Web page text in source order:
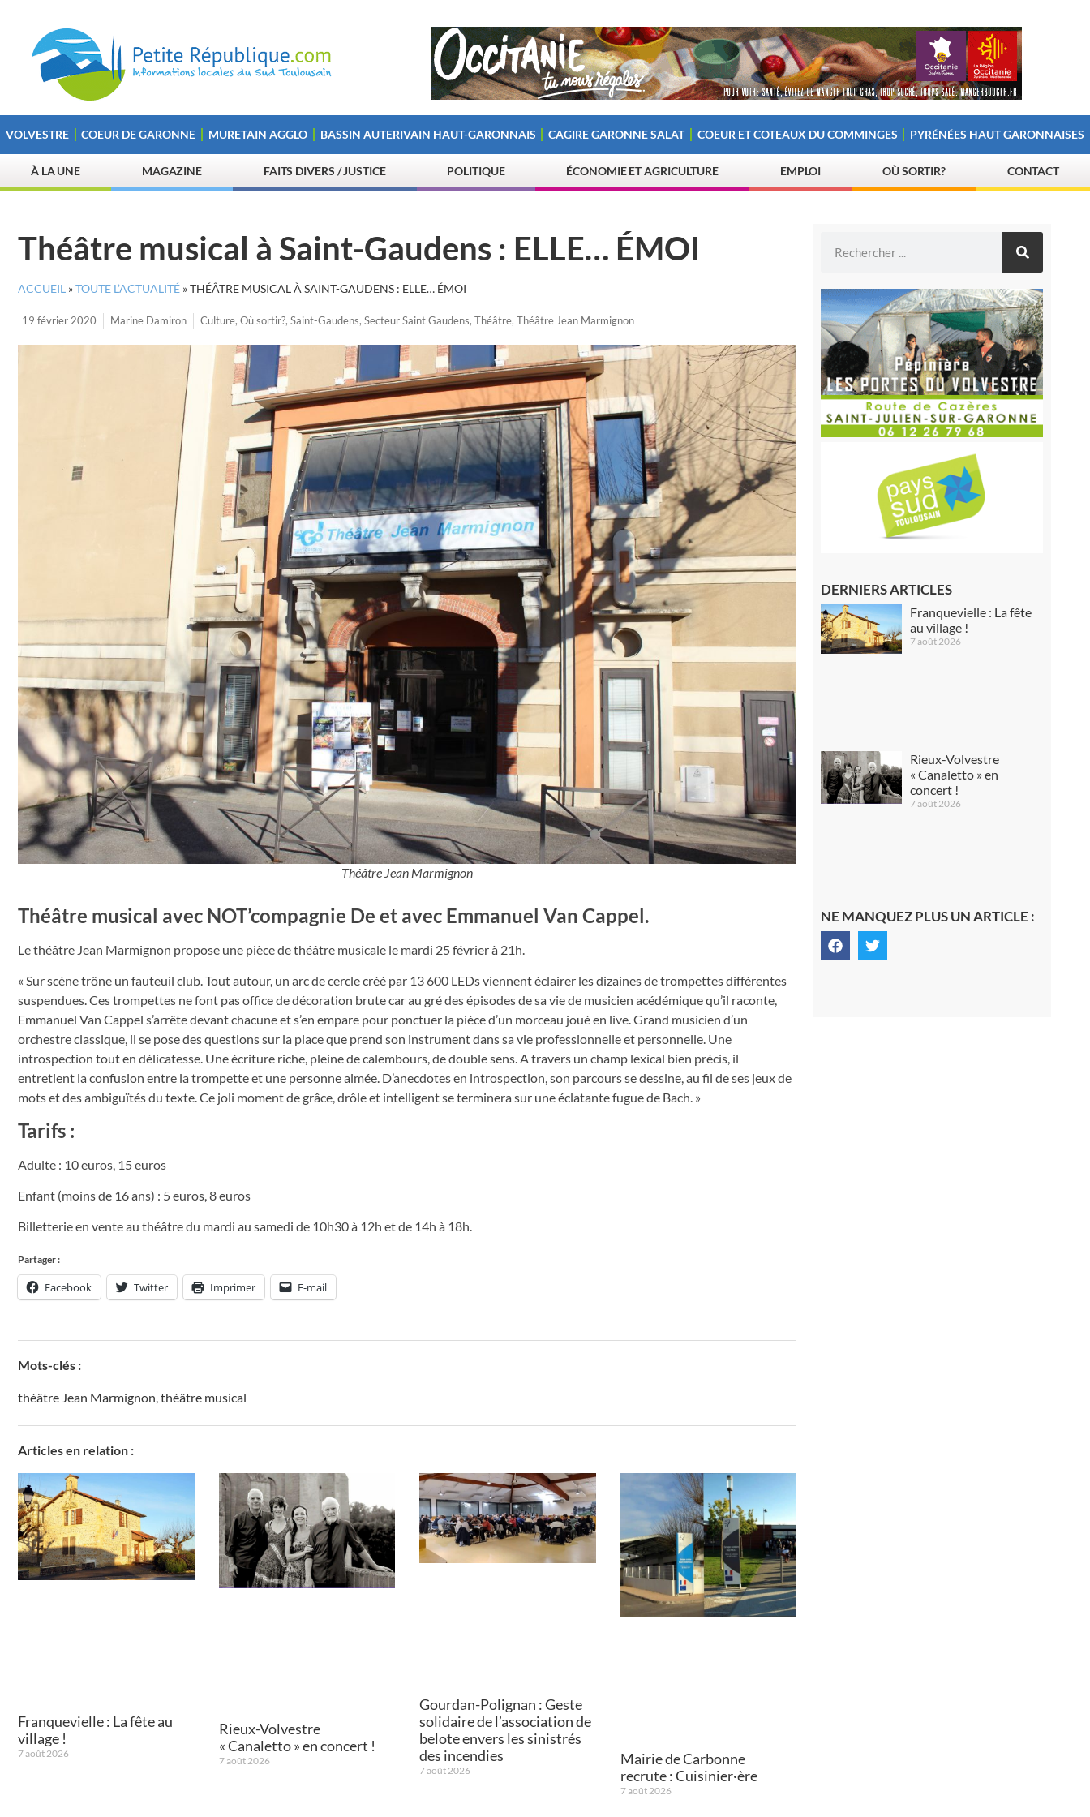
VOLVESTRE COEUR DE GARONNE MURETAIN AGGLO BASSIN AUTERIVAIN HAUT-GARONNAIS CAGIRE GARONNE SALAT COEUR ET COTEAUX DU COMMINGES PYRÉNÉES HAUT GARONNAISES
À LA UNE MAGAZINE FAITS DIVERS / JUSTICE POLITIQUE ÉCONOMIE ET AGRICULTURE EMPLOI OÙ SORTIR? CONTACT
Théâtre musical à Saint-Gaudens : ELLE… ÉMOI
ACCUEIL »TOUTE L’ACTUALITÉ »THÉÂTRE MUSICAL À SAINT-GAUDENS : ELLE… ÉMOI
19 février 2020 Marine Damiron Culture, Où sortir?, Saint-Gaudens, Secteur Saint Gaudens, Théâtre, Théâtre Jean Marmignon
Théâtre Jean Marmignon
Théâtre musical avec NOT’compagnie De et avec Emmanuel Van Cappel.
Le théâtre Jean Marmignon propose une pièce de théâtre musicale le mardi 25 février à 21h.
« Sur scène trône un fauteuil club. Tout autour, un arc de cercle créé par 13 600 LEDs viennent éclairer les dizaines de trompettes différentes
suspendues. Ces trompettes ne font pas office de décoration brute car au gré des épisodes de sa vie de musicien acédémique qu’il raconte,
Emmanuel Van Cappel s’arrête devant chacune et s’en empare pour ponctuer la pièce d’un morceau joué en live. Grand musicien d’un
orchestre classique, il se pose des questions sur la place que prend son instrument dans sa vie professionnelle et personnelle. Une
introspection tout en délicatesse. Une écriture riche, pleine de calembours, de double sens. A travers un champ lexical bien précis, il
entretient la confusion entre la trompette et une personne aimée. D’anecdotes en introspection, son parcours se dessine, au fil de ses jeux de
mots et des ambiguïtés du texte. Ce joli moment de grâce, drôle et intelligent se terminera sur une éclatante fugue de Bach. »
Tarifs :
Adulte : 10 euros, 15 euros
Enfant (moins de 16 ans) : 5 euros, 8 euros
Billetterie en vente au théâtre du mardi au samedi de 10h30 à 12h et de 14h à 18h.
Partager :
Facebook Twitter Imprimer E-mail
Mots-clés :
théâtre Jean Marmignon théâtre musical
Articles en relation :
Franquevielle : La fête au
village !
7 août 2026
Rieux-Volvestre
« Canaletto » en concert !
7 août 2026
Gourdan-Polignan : Geste
solidaire de l’association de
belote envers les sinistrés
des incendies
7 août 2026
Mairie de Carbonne
recrute : Cuisinier·ère
7 août 2026
DERNIERS ARTICLES
Franquevielle : La fête
au village !
7 août 2026
Rieux-Volvestre
« Canaletto » en
concert !
7 août 2026
NE MANQUEZ PLUS UN ARTICLE :